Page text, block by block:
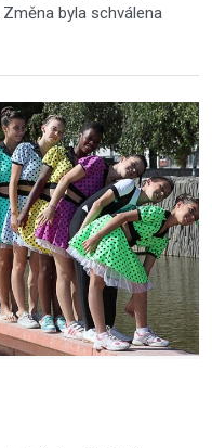
byla schválena